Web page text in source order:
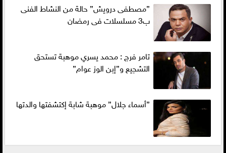
”مصطفى درويش” حالة من النشاط الفنى
ب3 مسلسلات فى رمضان
تامر فرج : محمد يسري موهبة تستحق
التشجيع و”إبن الوز عوام”
”أسماء جلال” موهبة شابة إكتشفتها والدتها